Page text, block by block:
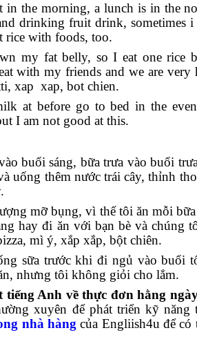
in the morning, a lunch is in the
drinking fruit drink,
rice with foods, too.
my fat belly, so I eat one rice
with my friends and we are
xap xap, bot chien.
at before go to bed in the
I am not good at this.
buổi sáng, bữa trưa vào buổi
uống thêm nước trái cây, thỉnh
mỡ bụng, vì thế tôi ăn mỗi
hay đi ăn với bạn bè và chúng
mì ý, xắp xắp, bột chiên.
sữa trước khi đi ngủ vào buổi
nhưng tôi không giỏi cho lắm.
tiếng Anh về thực đơn hằng
xuyên để phát triển kỹ
nhà hàng của Engliish4u để có